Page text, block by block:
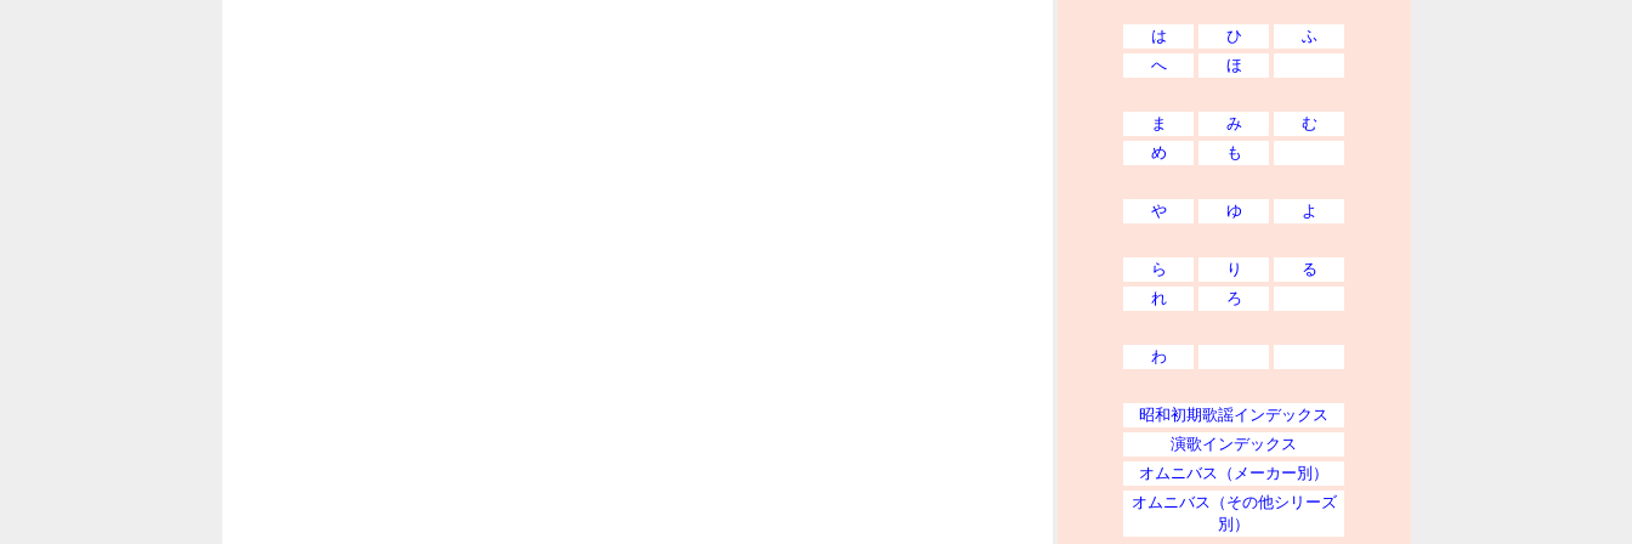
は ひ
ふ
へ
ほ
ま み
む
め
も
や ゆ よ
ら り
る
れ
ろ
わ
昭和初期歌謡インデックス
演歌インデックス
オムニバス（メーカー別）
オムニバス（その他シリーズ
別）